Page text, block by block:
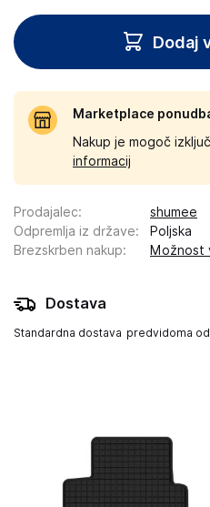
Dodaj
Marketplace
Nakup je mogoč
informacij
Prodajalec:
shumee
Odpremlja iz države:
Poljska
Brezskrben nakup: Možnost
Dostava
Standardna dostava predvidoma od